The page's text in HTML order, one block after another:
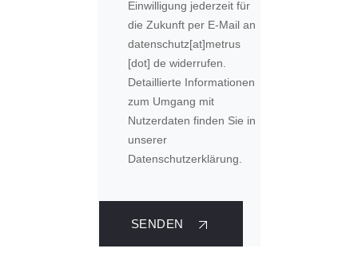
Einwilligung jederzeit für
die Zukunft per E-Mail an
datenschutz[at] metrus
[dot] de widerrufen.
Detaillierte Informationen
zum Umgang mit
Nutzerdaten finden Sie in
unserer
Datenschutzerklärung.
SENDEN